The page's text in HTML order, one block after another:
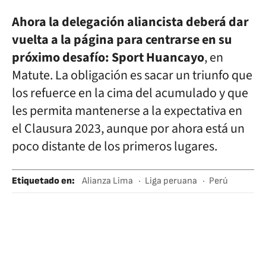
Ahora la delegación aliancista deberá dar
vuelta a la página para centrarse en su
próximo desafío: Sport Huancayo, en
Matute. La obligación es sacar un triunfo que
los refuerce en la cima del acumulado y que
les permita mantenerse a la expectativa en
el Clausura 2023, aunque por ahora está un
poco distante de los primeros lugares.
Etiquetado en: Alianza Lima Liga peruana Perú